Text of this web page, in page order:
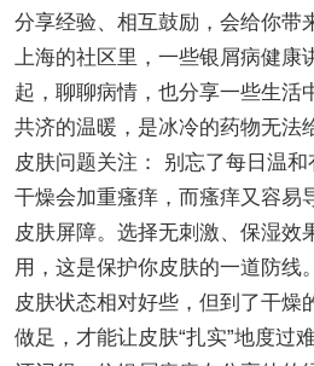
分享经验、相互鼓励，会给你带
上海的社区里，一些银屑病健康
起，聊聊病情，也分享一些生活
共济的温暖，是冰冷的药物无法
皮肤问题关注： 别忘了每日温
干燥会加重瘙痒，而瘙痒又容易
皮肤屏障。选择无刺激、保湿效
用，这是保护你皮肤的一道防线
皮肤状态相对好些，但到了干燥
做足，才能让皮肤“扎实”地度过难